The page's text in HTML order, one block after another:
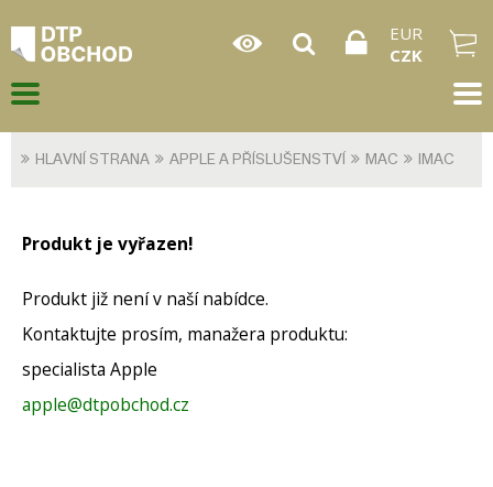
EUR
CZK
HLAVNÍ STRANA APPLE A PŘÍSLUŠENSTVÍ MAC IMAC
Produkt je vyřazen!
Produkt již není v naší nabídce.
Kontaktujte prosím, manažera produktu:
specialista Apple
apple@dtpobchod.cz